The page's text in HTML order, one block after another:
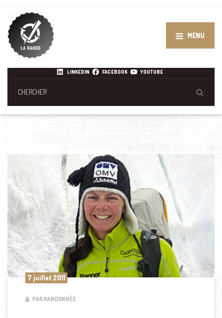
MENU
LINKEDIN FACEBOOK YOUTUBE
7 juillet 2011
PAR RANDONNÉE